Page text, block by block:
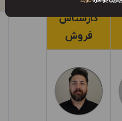
کارشناس
فروش